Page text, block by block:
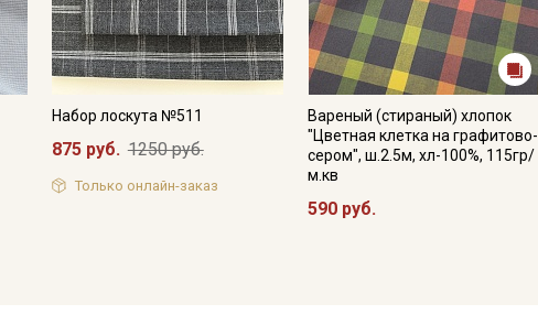
Набор лоскута №511
875 руб. 1250 руб.
Только онлайн-заказ
Вареный (стираный) хлопок
"Цветная клетка на графитово-
сером", ш.2.5м, хл-100%, 115гр/
м.кв
590 руб.